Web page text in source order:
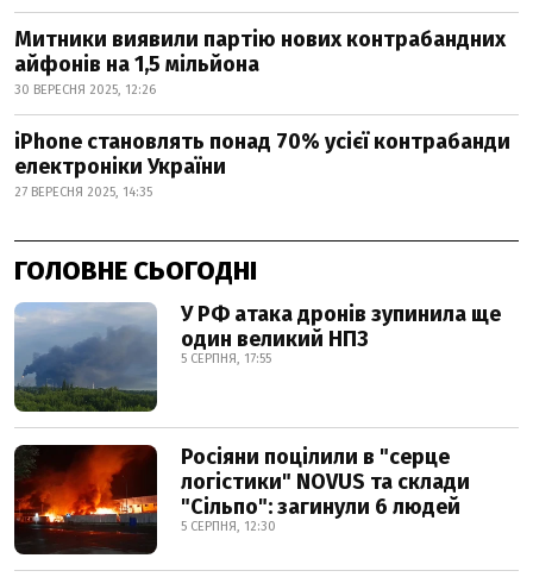
Митники виявили партію нових контрабандних
айфонів на 1,5 мільйона
30 ВЕРЕСНЯ 2025, 12:26
iPhone становлять понад 70% усієї контрабанди
електроніки України
27 ВЕРЕСНЯ 2025, 14:35
ГОЛОВНЕ СЬОГОДНІ
У РФ атака дронів зупинила ще
один великий НПЗ
5 СЕРПНЯ, 17:55
Росіяни поцілили в "серце
логістики" NOVUS та склади
"Сільпо": загинули 6 людей
5 СЕРПНЯ, 12:30